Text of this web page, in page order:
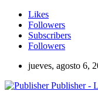
Likes
Followers
Subscribers
Followers
jueves, agosto 6,
Publisher -